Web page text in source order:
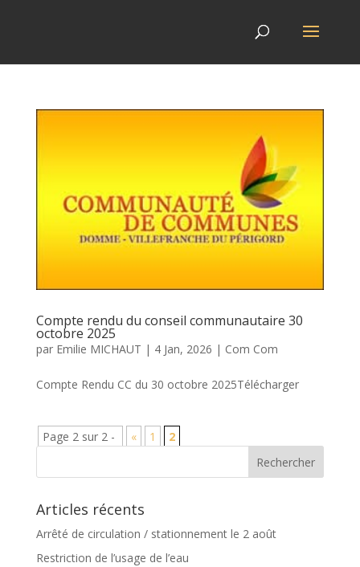
Compte rendu du conseil communautaire 30
octobre 2025
par Emilie MICHAUT | 4 Jan, 2026 | Com Com
Compte Rendu CC du 30 octobre 2025Télécharger
Page 2 sur 2 - « 1 2
Articles récents
Arrêté de circulation / stationnement le 2 août
Restriction de l’usage de l’eau